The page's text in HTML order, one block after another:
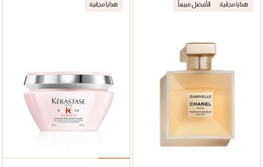
هدايا مجانية الأفضل مبيعاً هدايا مجانية